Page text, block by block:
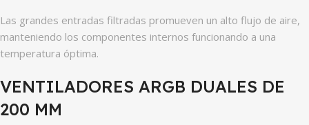
Las grandes entradas filtradas promueven un alto flujo de aire,
manteniendo los componentes internos funcionando a una
temperatura óptima.
VENTILADORES ARGB DUALES DE
200 MM